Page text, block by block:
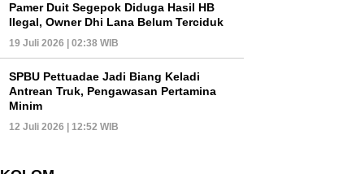
Pamer Duit Segepok Diduga Hasil HB
Ilegal, Owner Dhi Lana Belum Terciduk
19 Juli 2026 | 02:38 WIB
SPBU Pettuadae Jadi Biang Keladi
Antrean Truk, Pengawasan Pertamina
Minim
12 Juli 2026 | 12:52 WIB